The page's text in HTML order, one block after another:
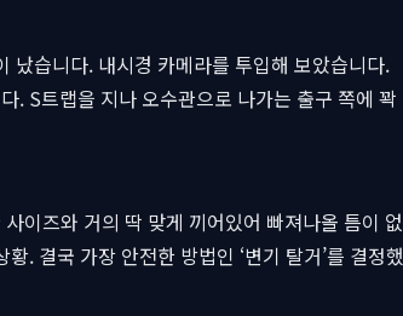
났습니다. 내시경 카메라를 투입해 보았습니다.
. S트랩을 지나 오수관으로 나가는 출구 쪽에 꽉
이즈와 거의 딱 맞게 끼어있어 빠져나올 틈이 없
. 결국 가장 안전한 방법인 ‘변기 탈거’를 결정했